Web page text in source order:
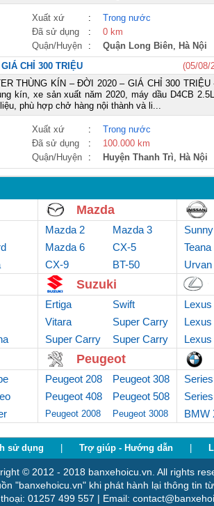
Xuất xứ :
Trong nước
Đã sử dụng :
0 km
Quận/Huyện : Quận Long Biên, Hà Nội
CHỈ 300 TRIỆU
(05/08/
THÙNG KÍN – ĐỜI 2020 – GIÁ CHỈ 300 TRIỆU
kín, xe sản xuất năm 2020, máy dầu D4CB
phù hợp chở hàng nội thành và li...
Xuất xứ :
Trong nước
Đã sử dụng :
100.000 km
Quận/Huyện : Huyện Thanh Trì, Hà Nội
Mazda
Mazda 2
Mazda 3
Mazda 6
CX-5
CX-9
BT-50
Sunny
Teana
Urvan
Suzuki
Ertiga
Swift
Vitara
Super Carry
Van
Super Carry
truck
Super Carry
Pro
Peugeot
Peugeot 208
Peugeot 308
Peugeot 408
Peugeot 508
Peugeot 2008 Peugeot 3008
BMW
sử dụng Trợ giúp - Hướng dẫn
© 2012 - 2018 banxehoicu.vn. All rights
"banxehoicu.vn" khi phát hành lại thông tin
01257 499 557 | Email: